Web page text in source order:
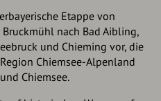
Etappe von
nach Bad Aibling,
und Chieming vor, die
Chiemsee-Alpenland
Chiemsee.